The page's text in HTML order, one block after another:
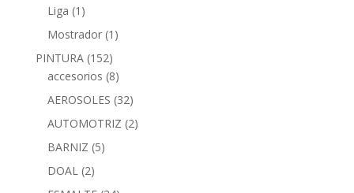
Liga (1)
Mostrador (1)
PINTURA (152)
accesorios (8)
AEROSOLES (32)
AUTOMOTRIZ (2)
BARNIZ (5)
DOAL (2)